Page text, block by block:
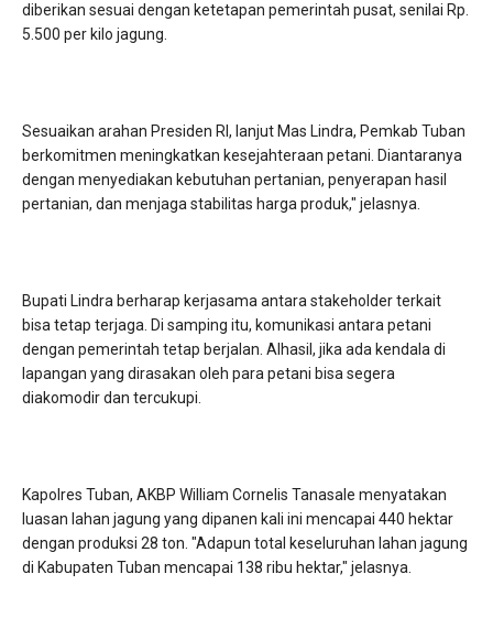
diberikan sesuai dengan ketetapan pemerintah pusat, senilai Rp.
5.500 per kilo jagung.
Sesuaikan arahan Presiden RI, lanjut Mas Lindra, Pemkab Tuban
berkomitmen meningkatkan kesejahteraan petani. Diantaranya
dengan menyediakan kebutuhan pertanian, penyerapan hasil
pertanian, dan menjaga stabilitas harga produk," jelasnya.
Bupati Lindra berharap kerjasama antara stakeholder terkait
bisa tetap terjaga. Di samping itu, komunikasi antara petani
dengan pemerintah tetap berjalan. Alhasil, jika ada kendala di
lapangan yang dirasakan oleh para petani bisa segera
diakomodir dan tercukupi.
Kapolres Tuban, AKBP William Cornelis Tanasale menyatakan
luasan lahan jagung yang dipanen kali ini mencapai 440 hektar
dengan produksi 28 ton. "Adapun total keseluruhan lahan jagung
di Kabupaten Tuban mencapai 138 ribu hektar," jelasnya.